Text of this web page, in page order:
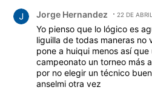
Jorge Hernandez 22 DE
Yo pienso que lo lógico es
liguilla de todas maneras no
pone a huiqui menos así
campeonato un torneo más
por no elegir un técnico
anselmi otra vez